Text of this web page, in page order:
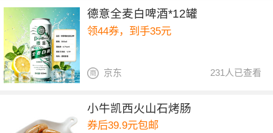
德意全麦白啤酒*12罐
领44券，到手35元
231人已查看
京东
小牛凯西火山石烤肠
券后39.9元包邮